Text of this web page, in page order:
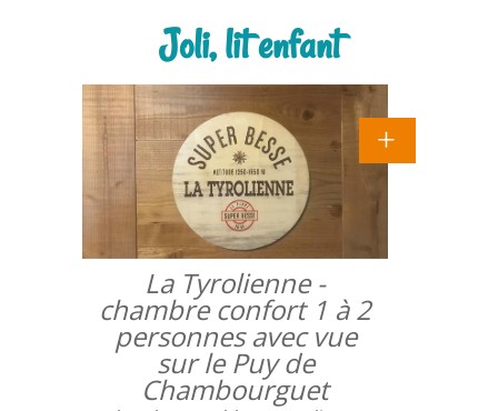
Joli, lit enfant
La Tyrolienne -
chambre confort 1 à 2
personnes avec vue
sur le Puy de
Chambourguet